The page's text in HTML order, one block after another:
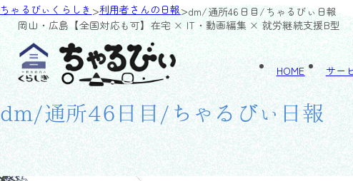
岡山・広島【全国対応も可】在宅 × IT・動画編集 × 就労継続支援B型
HOME サー
ちゃるびぃくらしき>利用者さんの日報>dm/通所46日目/ちゃるびぃ日報
dm/通所46日目/ちゃるびぃ日報